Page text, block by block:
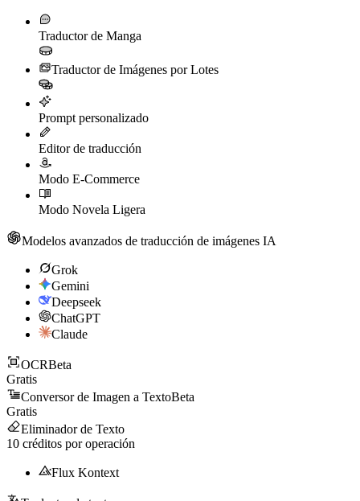
Traductor de Manga
Traductor de Imágenes por Lotes
Prompt personalizado
Editor de traducción
Modo E-Commerce
Modo Novela Ligera
Modelos avanzados de traducción de imágenes IA
Grok
Gemini
Deepseek
ChatGPT
Claude
OCRBeta
Gratis
Conversor de Imagen a TextoBeta
Gratis
Eliminador de Texto
10 créditos por operación
Flux Kontext